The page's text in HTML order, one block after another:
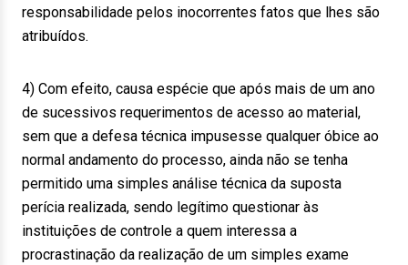
responsabilidade pelos inocorrentes fatos que lhes são
atribuídos.
4) Com efeito, causa espécie que após mais de um ano
de sucessivos requerimentos de acesso ao material,
sem que a defesa técnica impusesse qualquer óbice ao
normal andamento do processo, ainda não se tenha
permitido uma simples análise técnica da suposta
perícia realizada, sendo legítimo questionar às
instituições de controle a quem interessa a
procrastinação da realização de um simples exame